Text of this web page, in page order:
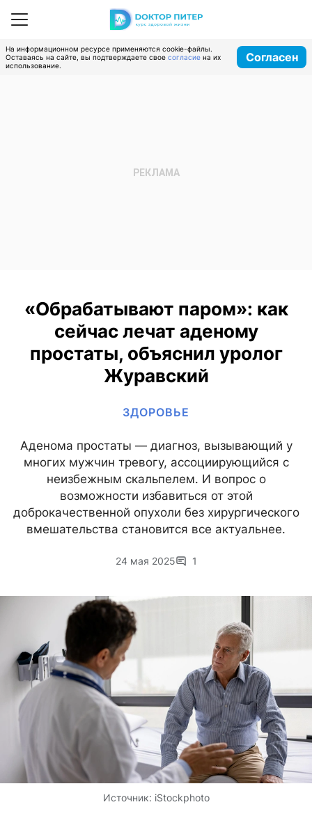
На информационном ресурсе применяются cookie-файлы.
Оставаясь на сайте, вы подтверждаете свое согласие на их
использование.
Согласен
«Обрабатывают паром»: как
сейчас лечат аденому
простаты, объяснил уролог
Журавский
ЗДОРОВЬЕ
Аденома простаты — диагноз, вызывающий у
многих мужчин тревогу, ассоциирующийся с
неизбежным скальпелем. И вопрос о
возможности избавиться от этой
доброкачественной опухоли без хирургического
вмешательства становится все актуальнее.
24 мая 2025 1
Источник: iStockphoto